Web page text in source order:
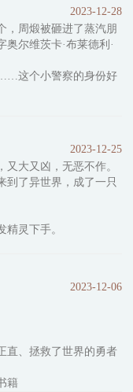
逆偏激、按时投喂小
抱住希淮，软声软气
2023-12-28
，周煅被砸进了蒸汽朋
尔维茨卡·布莱德利·
这个小警察的身份好
2023-12-25
大又凶，无恶不作。
到了异世界，成了一只
灵下手。
记》的游戏，只要好好
2023-12-06
直、拯救了世界的勇者
籍